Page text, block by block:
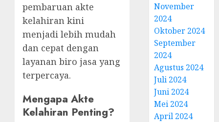
pembaruan akte
kelahiran kini
menjadi lebih mudah
dan cepat dengan
layanan biro jasa yang
terpercaya.
Mengapa Akte
Kelahiran Penting?
November
2024
Oktober 2024
September
2024
Agustus 2024
Juli 2024
Juni 2024
Mei 2024
April 2024